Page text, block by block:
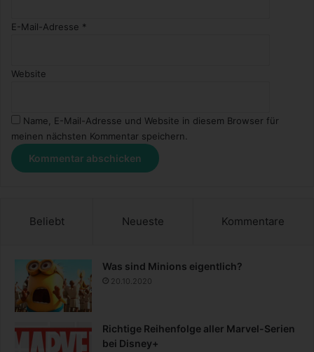
E-Mail-Adresse *
Website
Name, E-Mail-Adresse und Website in diesem Browser für
meinen nächsten Kommentar speichern.
Beliebt Neueste Kommentare
Was sind Minions eigentlich?
20.10.2020
Richtige Reihenfolge aller Marvel-Serien
bei Disney+